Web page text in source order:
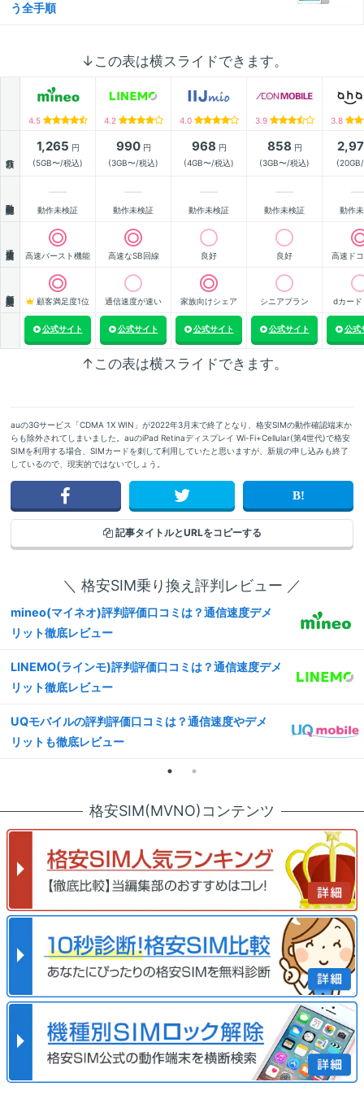
う全手順
↓この表は横スライドできます。
4.5 4.2 4.0 3.9 3.8
1,265 円
(5GB〜/税込)
990円
(3GB〜/税込)
968 円
(4GB〜/税込)
858 円
(3GB〜/税込)
動作未検証 動作未検証 動作未検証 動作未検証 動作
高速バースト機能 高速なSB回線 良好 良好 高速ド
顧客満足度1位 通信速度が速い 家族向けシェア シニアプラン dカード
公式サイト 公式サイト 公式サイト 公式サイト 公式
↑この表は横スライドできます。
auの3Gサービス「CDMA 1X WIN」が2022年3月末で終了となり、格安SIMの動作確認端末か
らも除外されてしまいました。auのiPad Retinaディスプレイ Wi-Fi+Cellular(第4世代)で格安
SIMを利用する場合、SIMカードを刺して利用していたと思いますが、新規の申し込みも終了
しているので、現実的ではないでしょう。
記事タイトルとURLをコピーする
＼ 格安SIM乗り換え評判レビュー ／
mineo(マイネオ)評判評価口コミは？通信速度デメ
リット徹底レビュー
LINEMO(ラインモ)評判評価口コミは？通信速度デメ
リット徹底レビュー
UQモバイルの評判評価口コミは？通信速度やデメ
リットも徹底レビュー
格安SIM(MVNO)コンテンツ